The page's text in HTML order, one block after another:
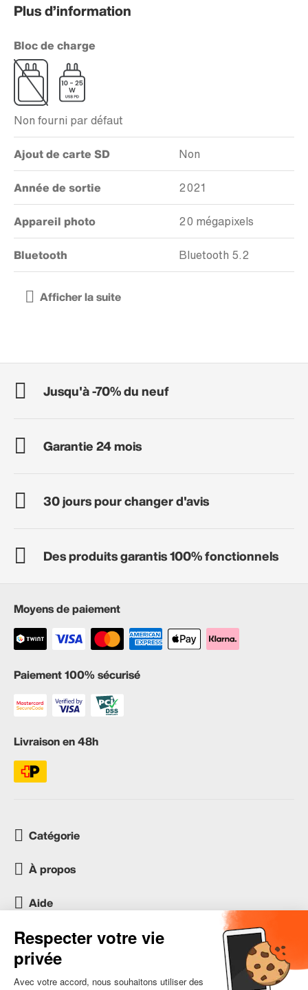
Plus d’information
Bloc de charge
Non fourni par défaut
Ajout de carte SD Non
Année de sortie 2021
Appareil photo 20 mégapixels
Bluetooth Bluetooth 5.2
Jusqu'à -70% du neuf
Garantie 24 mois
30 jours pour changer d'avis
Des produits garantis 100% fonctionnels
Moyens de paiement
Paiement 100% sécurisé
Livraison en 48h
Catégorie
À propos
Aide
Service client
occasion.migros.mobile@recommerce.com